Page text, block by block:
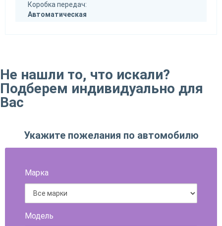
Коробка передач:
Автоматическая
Не нашли то, что искали?
Подберем индивидуально для
Вас
Укажите пожелания по автомобилю
Марка
Модель